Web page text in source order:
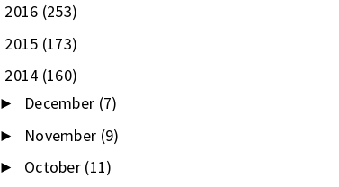
2016 (253)
2015 (173)
2014 (160)
► December (7)
► November (9)
► October (11)